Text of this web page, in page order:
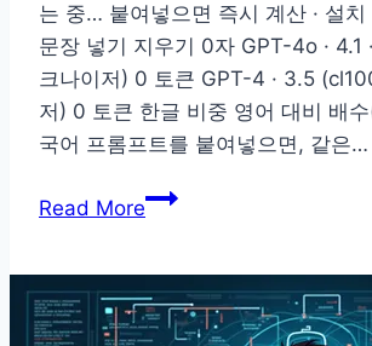
는 중… 붙여넣으면 즉시 계산 · 설치
문장 넣기 지우기 0자 GPT-4o · 4.1
크나이저) 0 토큰 GPT-4 · 3.5
저) 0 토큰 한글 비중 영어 대비 배
국어 프롬프트를 붙여넣으면, 같은…
Read More웹
계
산